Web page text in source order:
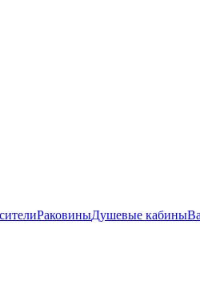
РаковиныДушевые кабины